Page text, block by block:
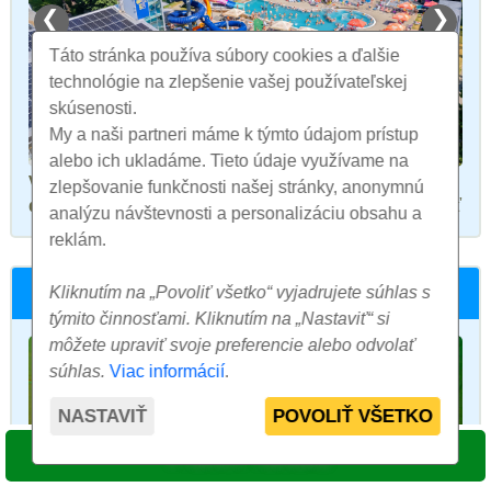
Táto stránka používa súbory cookies a ďalšie
technológie na zlepšenie vašej používateľskej
skúsenosti.
My a naši partneri máme k týmto údajom prístup
alebo ich ukladáme. Tieto údaje využívame na
zlepšovanie funkčnosti našej stránky, anonymnú
analýzu návštevnosti a personalizáciu obsahu a
reklám.
Kliknutím na „Povoliť všetko“ vyjadrujete súhlas s
týmito činnosťami. Kliknutím na „Nastaviť“ si
môžete upraviť svoje preferencie alebo odvolať
súhlas. Viac informácií.
NASTAVIŤ POVOLIŤ VŠETKO
❮ ❯
1 / 12
v blízkosti hotela
detský bazén , bar s občerstvením, relaxačná miestnosť
Vnútorný saunový svet
❮ ❯